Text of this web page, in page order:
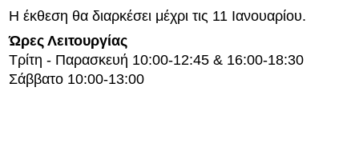
Η έκθεση θα διαρκέσει μέχρι τις 11 Ιανουαρίου.
Ώρες Λειτουργίας
Τρίτη - Παρασκευή 10:00-12:45 & 16:00-18:30
Σάββατο 10:00-13:00